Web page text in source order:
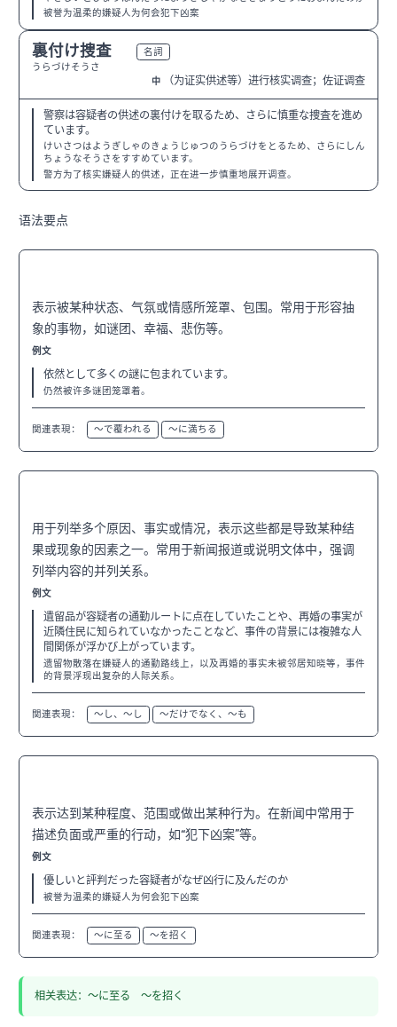
被誉为温柔的嫌疑人为何会犯下凶案
裏付け捜査
うらづけそうさ
名詞
中 （为证实供述等）进行核实调查；佐证调查
警察は容疑者の供述の裏付けを取るため、さらに慎重な捜査を進め
ています。
けいさつはようぎしゃのきょうじゅつのうらづけをとるため、さらにしん
ちょうなそうさをすすめています。
警方为了核实嫌疑人的供述，正在进一步慎重地展开调查。
语法要点
表示被某种状态、气氛或情感所笼罩、包围。常用于形容抽
象的事物，如谜团、幸福、悲伤等。
例文
依然として多くの謎に包まれています。
仍然被许多谜团笼罩着。
関連表現： 〜で覆われる 〜に満ちる
用于列举多个原因、事实或情况，表示这些都是导致某种结
果或现象的因素之一。常用于新闻报道或说明文体中，强调
列举内容的并列关系。
例文
遺留品が容疑者の通勤ルートに点在していたことや、再婚の事実が
近隣住民に知られていなかったことなど、事件の背景には複雑な人
間関係が浮かび上がっています。
遗留物散落在嫌疑人的通勤路线上，以及再婚的事实未被邻居知晓等，事件
的背景浮现出复杂的人际关系。
関連表現： 〜し、〜し 〜だけでなく、〜も
表示达到某种程度、范围或做出某种行为。在新闻中常用于
描述负面或严重的行动，如“犯下凶案”等。
例文
優しいと評判だった容疑者がなぜ凶行に及んだのか
被誉为温柔的嫌疑人为何会犯下凶案
関連表現： 〜に至る 〜を招く
相关表达：〜に至る 〜を招く